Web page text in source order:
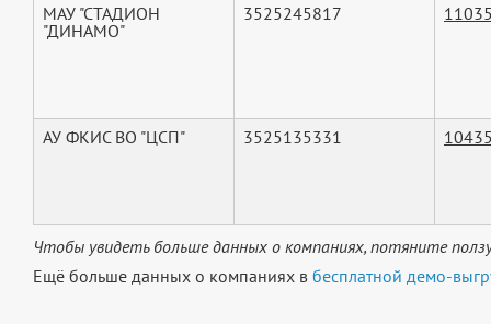
МАУ "СТАДИОН
"ДИНАМО"
3525245817
АУ ФКИС ВО "ЦСП" 3525135331
Чтобы увидеть больше данных о компаниях, потяните
Ещё больше данных о компаниях в бесплатной демо-